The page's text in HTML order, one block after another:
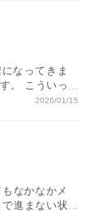
なってきま
。 こういっ
ですか？ ア
2026/01/15
なかなかメ
進まない状